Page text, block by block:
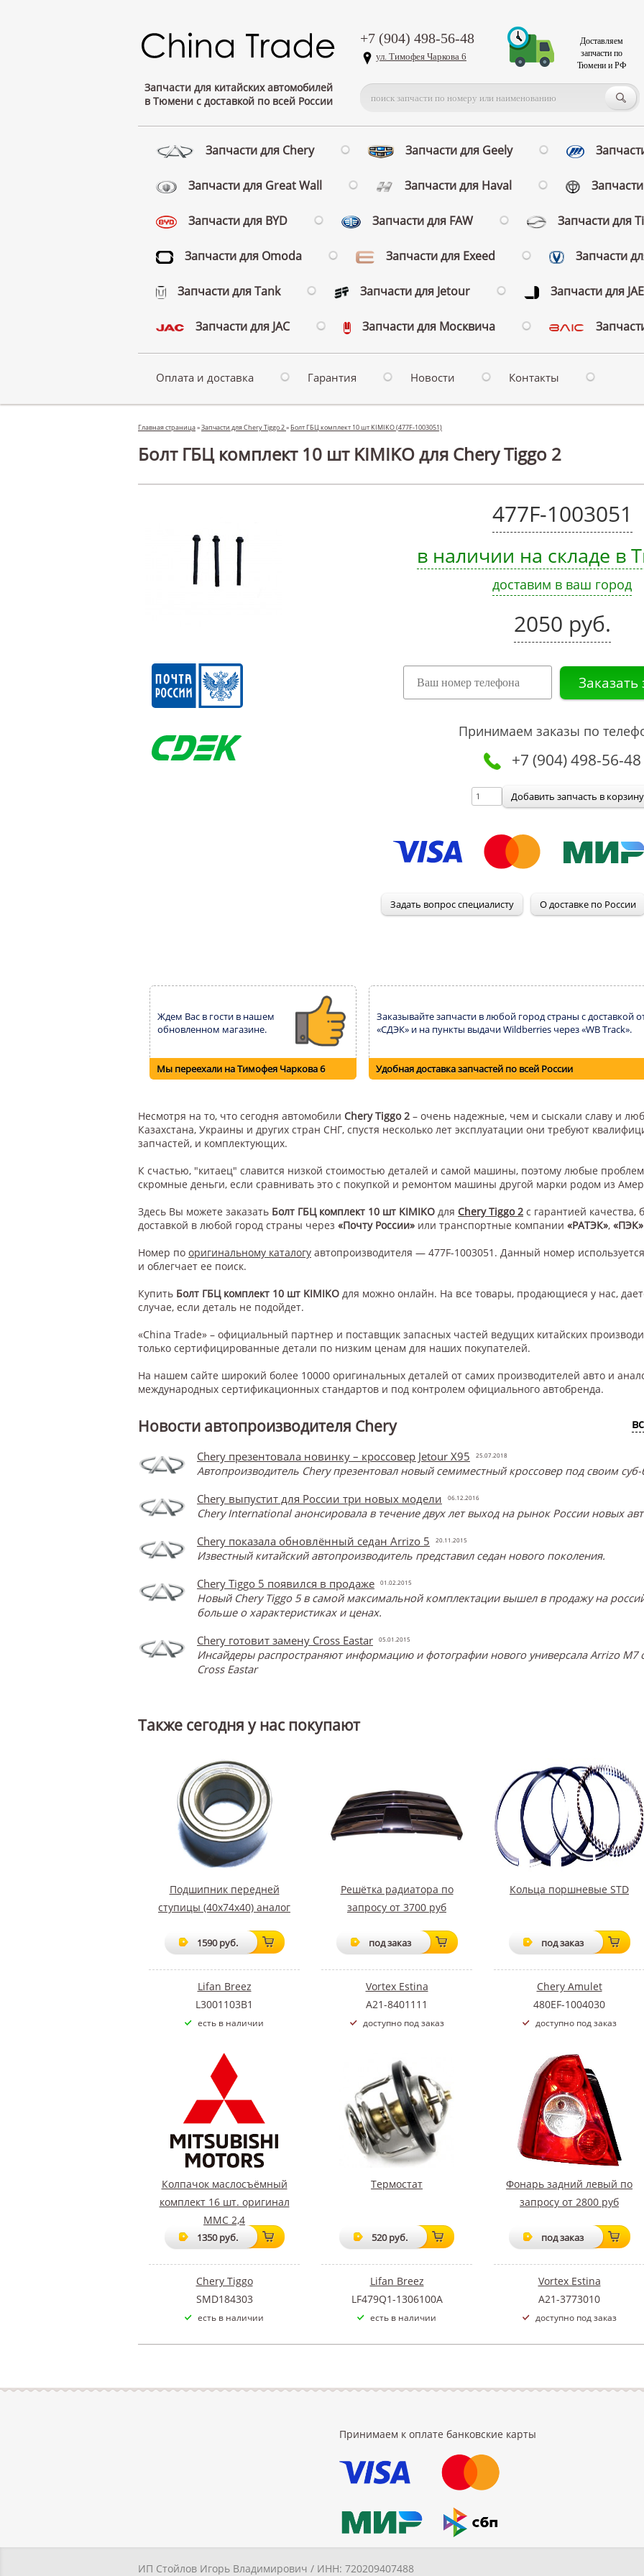
Запчасти для китайских автомобилей
в Тюмени с доставкой по всей России
+7 (904) 498-56-48
ул. Тимофея Чаркова 6
Доставляем
запчасти по
Тюмени и РФ
Запчасти для Chery Запчасти для Geely
Запчасти для Great Wall Запчасти для Haval
Запчасти для BYD Запчасти для FAW Запчасти для
Запчасти для Omoda Запчасти для Exeed Запчасти
Запчасти для Tank Запчасти для Jetour Запчасти для
Запчасти для JAC Запчасти для Москвича
Оплата и доставка Гарантия Новости Контакты
Главная страница»Запчасти для Chery Tiggo 2» Болт ГБЦ комплект 10 шт KIMIKO (477F-1003051)
Болт ГБЦ комплект 10 шт KIMIKO для Chery Tiggo 2
477F-1003051
в наличии на складе в
доставим в ваш город
2050 руб.
Принимаем заказы по
+7 (904) 498-56-48
Ждем Вас в гости в нашем
обновленном магазине.
Мы переехали на Тимофея Чаркова 6
Заказывайте запчасти в любой город страны с доставкой
«СДЭК» и на пункты выдачи Wildberries через «WB Track».
Удобная доставка запчастей по всей России
Несмотря на то, что сегодня автомобили Chery Tiggo 2 – очень надежные, чем и сыскали славу и
Казахстана, Украины и других стран СНГ, спустя несколько лет эксплуатации они требуют
запчастей, и комплектующих.
К счастью, "китаец" славится низкой стоимостью деталей и самой машины, поэтому любые
скромные деньги, если сравнивать это с покупкой и ремонтом машины другой марки родом из
Здесь Вы можете заказать Болт ГБЦ комплект 10 шт KIMIKO для Chery Tiggo 2 с гарантией
доставкой в любой город страны через «Почту России» или транспортные компании «РАТЭК», «ПЭК»
Номер по оригинальному каталогу автопроизводителя — 477F-1003051. Данный номер
и облегчает ее поиск.
Купить Болт ГБЦ комплект 10 шт KIMIKO для можно онлайн. На все товары, продающиеся у нас,
случае, если деталь не подойдет.
«China Trade» – официальный партнер и поставщик запасных частей ведущих китайских
только сертифицированные детали по низким ценам для наших покупателей.
На нашем сайте широкий более 10000 оригинальных деталей от самих производителей авто и
международных сертификационных стандартов и под контролем официального автобренда.
Новости автопроизводителя Chery
Chery презентовала новинку – кроссовер Jetour X95 25.07.2018
Автопроизводитель Chery презентовал новый семиместный кроссовер под своим
Chery выпустит для России три новых модели
06.12.2016
Chery International анонсировала в течение двух лет выход на рынок России новых
Chery показала обновлённый седан Arrizo 5
20.11.2015
Известный китайский автопроизводитель представил седан нового поколения.
Chery Tiggo 5 появился в продаже
01.02.2015
Новый Chery Tiggo 5 в самой максимальной комплектации вышел в продажу на
больше о характеристиках и ценах.
Chery готовит замену Cross Eastar
05.01.2015
Инсайдеры распространяют информацию и фотографии нового универсала Arrizo M7
Cross Eastar
Также сегодня у нас покупают
Подшипник передней
ступицы (40х74х40) аналог
1590 руб.
Lifan Breez
L3001103B1
есть в наличии
Решётка радиатора по
запросу от 3700 руб
под заказ
Vortex Estina
A21-8401111
доступно под заказ
Кольца поршневые STD
под заказ
Chery Amulet
480EF-1004030
доступно под заказ
Колпачок маслосъёмный
комплект 16 шт. оригинал
ММС 2,4
1350 руб.
Chery Tiggo
SMD184303
есть в наличии
Термостат
520 руб.
Lifan Breez
LF479Q1-1306100A
есть в наличии
Фонарь задний левый по
запросу от 2800 руб
под заказ
Vortex Estina
A21-3773010
доступно под заказ
Принимаем к оплате банковские карты
ИП Стойлов Игорь Владимирович / ИНН: 720209407488